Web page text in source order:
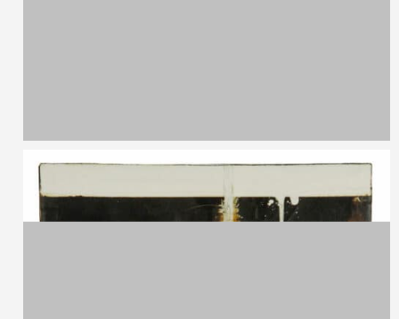
Nunzio Paci,1977
30 x 30 cm